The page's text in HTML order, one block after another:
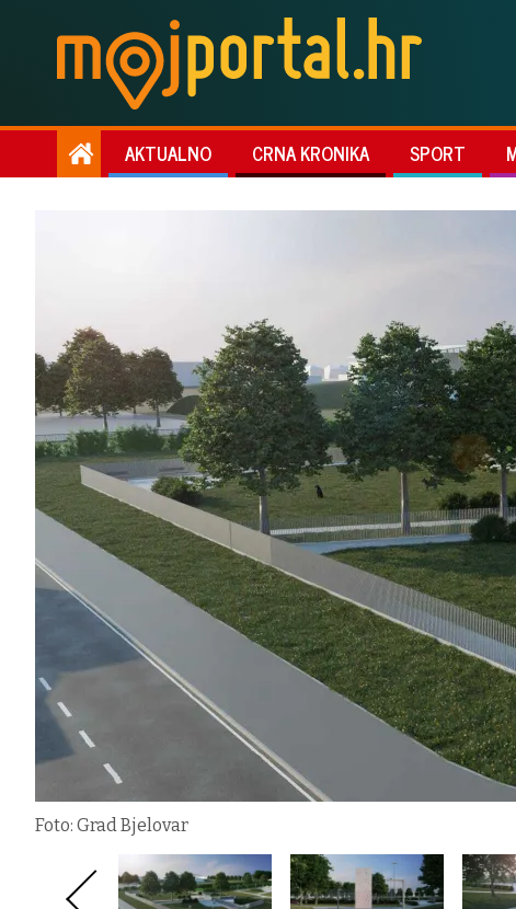
AKTUALNO CRNA KRONIKA SPORT
Foto: Grad Bjelovar